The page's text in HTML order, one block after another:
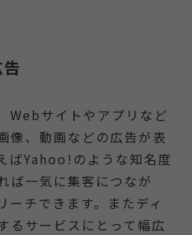
Webサイトやアプリなど
像、動画などの広告が表
ばYahoo!のような知名度
ば一気に集客につなが
ーチできます。またディ
るサービスにとって幅広